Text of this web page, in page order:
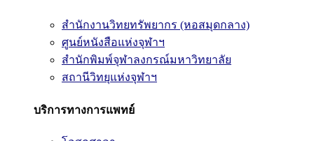
สำนักงานวิทยทรัพยากร (หอสมุดกลาง)
ศูนย์หนังสือแห่งจุฬาฯ
สำนักพิมพ์จุฬาลงกรณ์มหาวิทยาลัย
สถานีวิทยุแห่งจุฬาฯ
บริการทางการแพทย์